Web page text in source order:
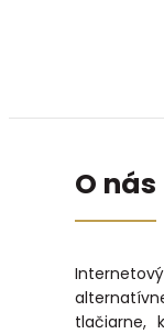
O nás
tlačiarne,